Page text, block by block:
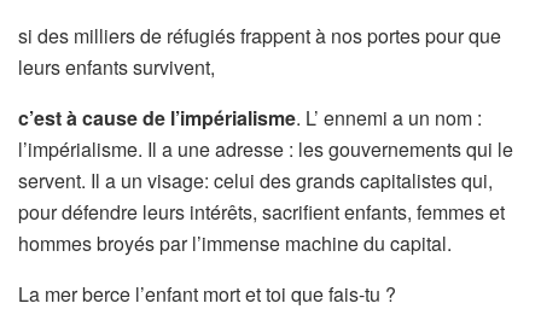
si des milliers de réfugiés frappent à nos portes pour que
leurs enfants survivent,
c’est à cause de l’impérialisme. L’ ennemi a un nom :
l’impérialisme. Il a une adresse : les gouvernements qui le
servent. Il a un visage: celui des grands capitalistes qui,
pour défendre leurs intérêts, sacrifient enfants, femmes et
hommes broyés par l’immense machine du capital.
La mer berce l’enfant mort et toi que fais-tu ?